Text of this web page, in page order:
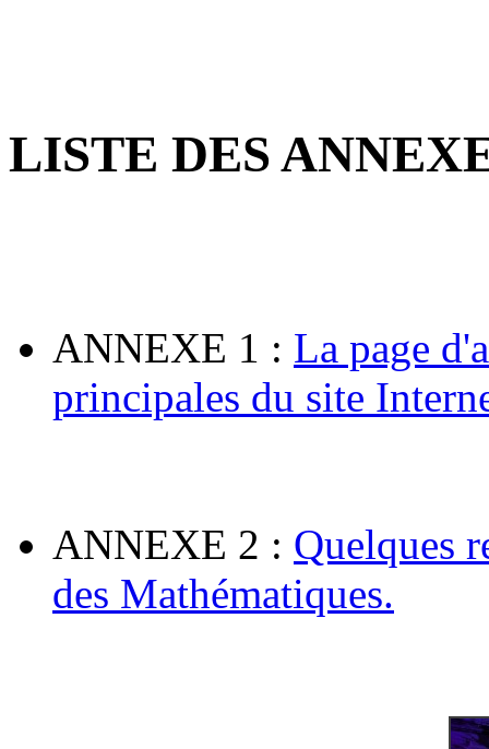
LISTE DES
ANNEXE 1 : La page
principales du site
ANNEXE 2 : Quelques
des Mathématiques.